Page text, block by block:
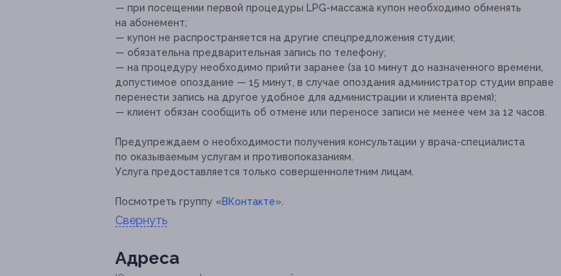
— при посещении первой процедуры LPG-массажа купон необходимо обменять
на абонемент;
— купон не распространяется на другие спецпредложения студии;
— обязательна предварительная запись по телефону;
— на процедуру необходимо прийти заранее (за 10 минут до назначенного времени,
допустимое опоздание — 15 минут, в случае опоздания администратор студии вправе
перенести запись на другое удобное для администрации и клиента время);
— клиент обязан сообщить об отмене или переносе записи не менее чем за 12 часов.
Предупреждаем о необходимости получения консультации у врача-специалиста
по оказываемым услугам и противопоказаниям.
Услуга предоставляется только совершеннолетним лицам.
Посмотреть группу «ВКонтакте».
Свернуть
Адресa